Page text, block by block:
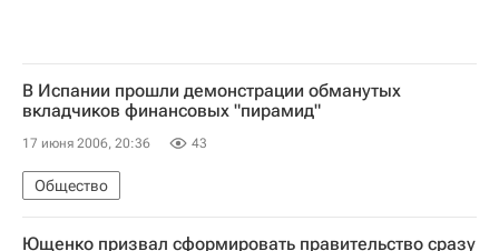
В Испании прошли демонстрации обманутых
вкладчиков финансовых "пирамид"
17 июня 2006, 20:36 43
Общество
Ющенко призвал сформировать правительство сразу